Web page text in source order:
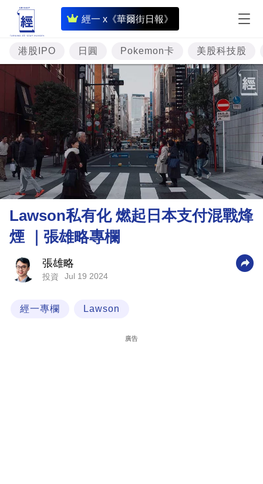
經一 x《華爾街日報》
即
時
財
經
專
題
投
資
樓
市
理
財
商
科
港股IPO 日圓 Pokemon卡 美股科技股
Lawson私有化 燃起日本支付混戰烽
煙 ｜張雄略專欄
張雄略
投資 Jul 19 2024
經一專欄 Lawson
廣告